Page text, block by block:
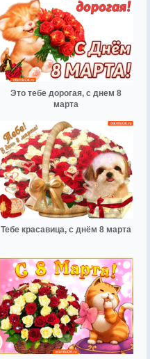
Это тебе дорогая, с днем 8
марта
Тебе красавица, с днём 8 марта